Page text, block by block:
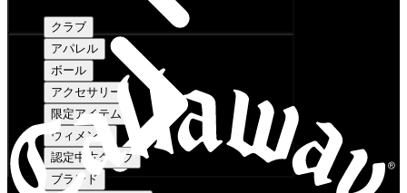
クラブ
アパレル
ボール
アクセサリー
限定アイテム
ウィメンズ
認定中古クラブ
ブランド